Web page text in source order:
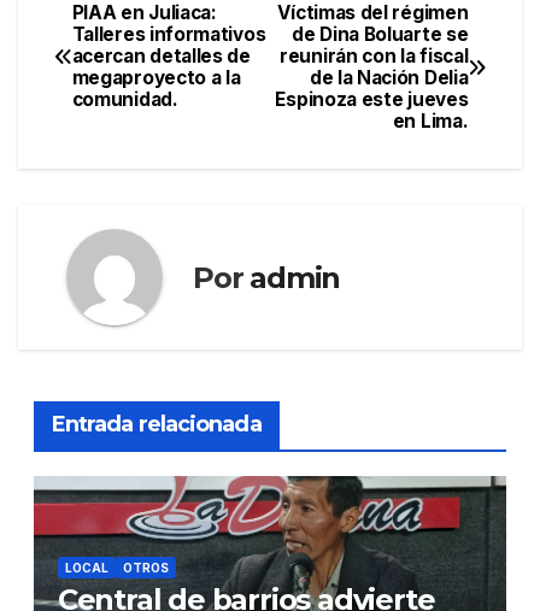
Navegación
de
Víctimas del régimen
de Dina Boluarte se
reunirán con la fiscal
de la Nación Delia
Espinoza este jueves
en Lima.
PIAA en Juliaca:
Talleres informativos
acercan detalles de
megaproyecto a la
comunidad.
Por admin
Entrada relacionada
LOCAL OTROS
Central de barrios advierte